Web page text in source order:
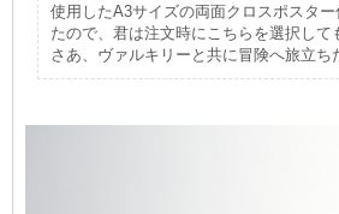
使用したA3サイズの両面クロスポスタ
たので、君は注文時にこちらを選択して
さあ、ヴァルキリーと共に冒険へ旅立ち